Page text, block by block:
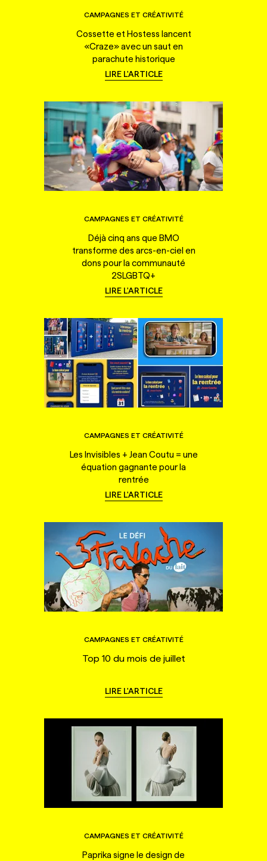
CAMPAGNES ET CRÉATIVITÉ
Cossette et Hostess lancent
«Craze» avec un saut en
parachute historique
LIRE L'ARTICLE
CAMPAGNES ET CRÉATIVITÉ
Déjà cinq ans que BMO
transforme des arcs-en-ciel en
dons pour la communauté
2SLGBTQ+
LIRE L'ARTICLE
CAMPAGNES ET CRÉATIVITÉ
Les Invisibles + Jean Coutu = une
équation gagnante pour la
rentrée
LIRE L'ARTICLE
CAMPAGNES ET CRÉATIVITÉ
Top 10 du mois de juillet
LIRE L'ARTICLE
CAMPAGNES ET CRÉATIVITÉ
Paprika signe le design de